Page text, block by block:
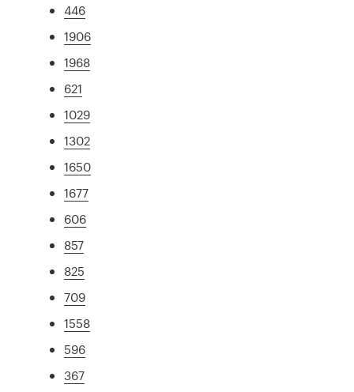
446
1906
1968
621
1029
1302
1650
1677
606
857
825
709
1558
596
367